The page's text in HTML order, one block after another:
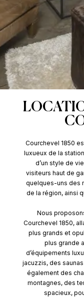
Courchevel 1850
luxueux de la
d’un style de
visiteurs haut de
quelques-uns des
de la région, ainsi
Nous
Courchevel 1850,
plus grands et
plus grande
d’équipements
jacuzzis, des
également des
montagnes, des
spacieux,